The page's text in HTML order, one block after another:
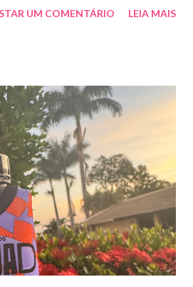
corpo. O sabor não me agradou ,
UM COMENTÁRIO LEIA MAIS